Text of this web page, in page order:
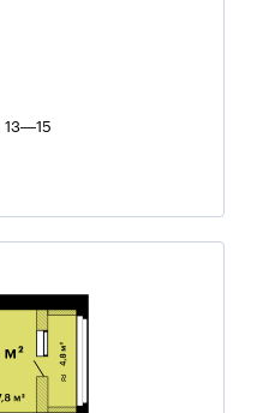
13—15